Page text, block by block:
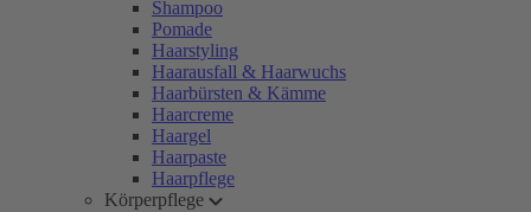
Shampoo
Pomade
Haarstyling
Haarausfall & Haarwuchs
Haarbürsten & Kämme
Haarcreme
Haargel
Haarpaste
Haarpflege
Körperpflege